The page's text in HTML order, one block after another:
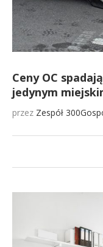
Ceny OC
jedynym
przez Zespół